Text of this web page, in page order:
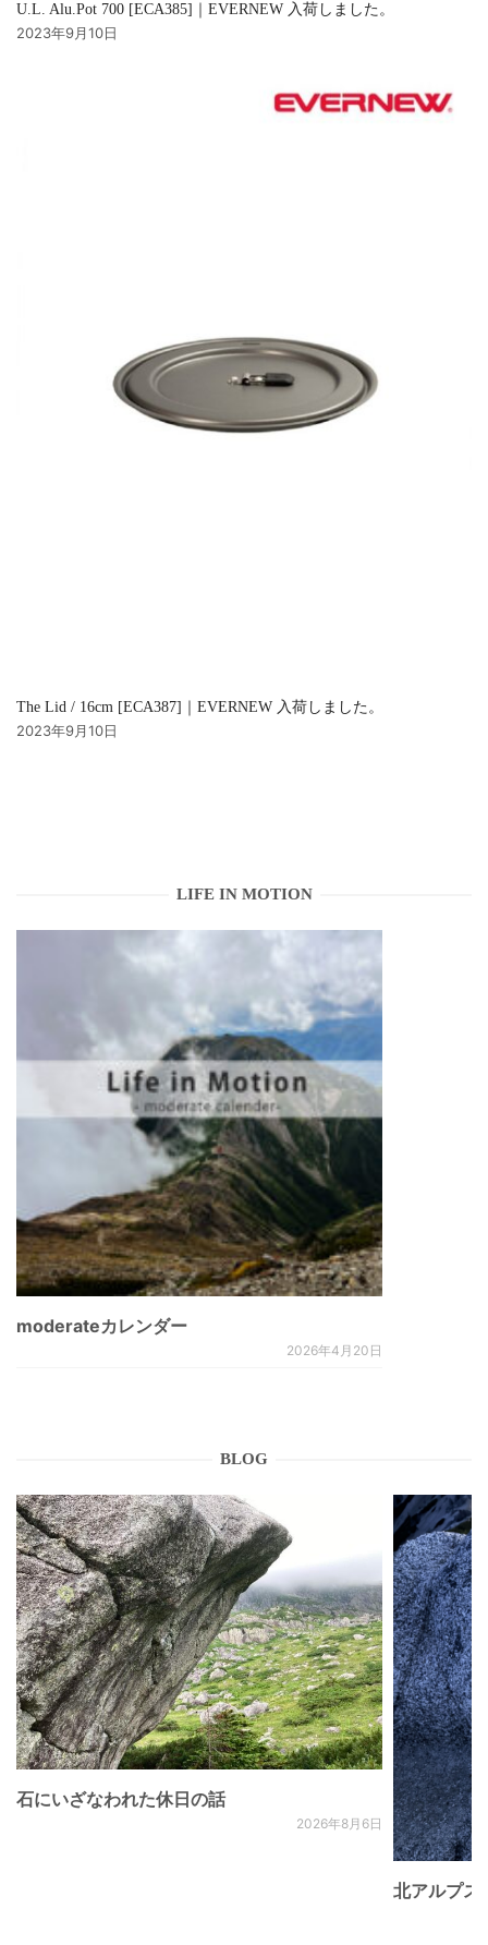
U.L. Alu.Pot 700 [ECA385]｜EVERNEW 入荷しました。
2023年9月10日
The Lid / 16cm [ECA387]｜EVERNEW 入荷しました。
2023年9月10日
LIFE IN MOTION
moderateカレンダー
2026年4月20日
BLOG
石にいざなわれた休日の話
2026年8月6日
北アルプ